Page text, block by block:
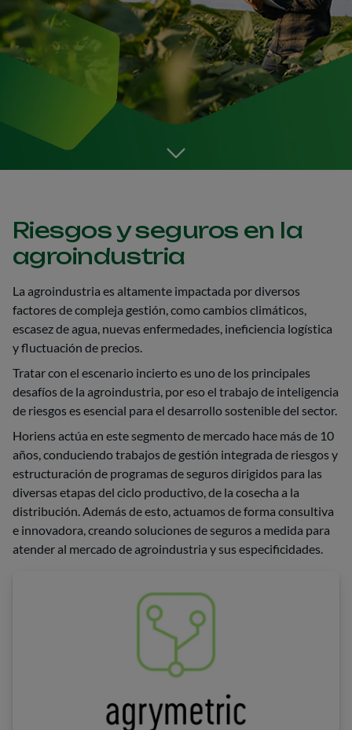
Go to the next section
Riesgos y seguros en la
agroindustria
La agroindustria es altamente impactada por diversos
factores de compleja gestión, como cambios climáticos,
escasez de agua, nuevas enfermedades, ineficiencia logística
y fluctuación de precios.
Tratar con el escenario incierto es uno de los principales
desafíos de la agroindustria, por eso el trabajo de inteligencia
de riesgos es esencial para el desarrollo sostenible del sector.
Horiens actúa en este segmento de mercado hace más de 10
años, conduciendo trabajos de gestión integrada de riesgos y
estructuración de programas de seguros dirigidos para las
diversas etapas del ciclo productivo, de la cosecha a la
distribución. Además de esto, actuamos de forma consultiva
e innovadora, creando soluciones de seguros a medida para
atender al mercado de agroindustria y sus especificidades.